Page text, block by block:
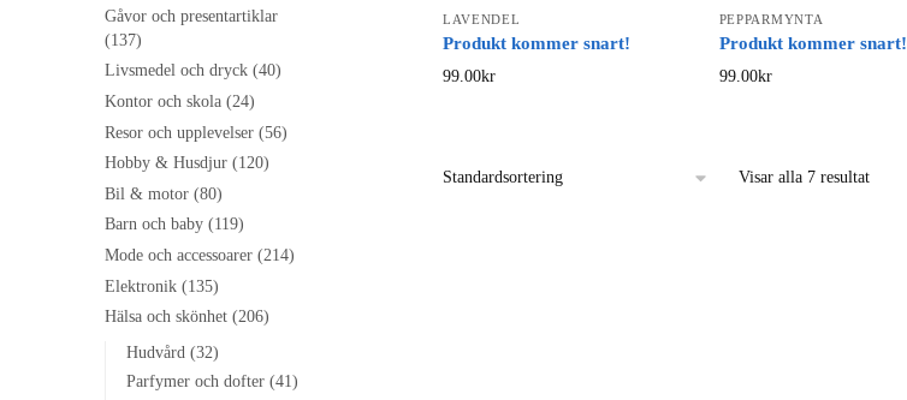
LAVENDEL
Produkt kommer snart!
99.00kr
PEPPARMYNTA
Produkt kommer snart!
99.00kr
Visar alla 7 resultat
Gåvor och presentartiklar
(137)
Livsmedel och dryck (40)
Kontor och skola (24)
Resor och upplevelser (56)
Hobby & Husdjur (120)
Bil & motor (80)
Barn och baby (119)
Mode och accessoarer (214)
Elektronik (135)
Hälsa och skönhet (206)
Hudvård (32)
Parfymer och dofter (41)